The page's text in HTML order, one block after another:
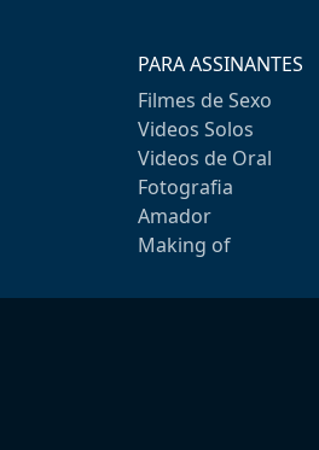
PARA ASSINANTES
Filmes de Sexo
Videos Solos
Videos de Oral
Fotografia
Amador
Making of